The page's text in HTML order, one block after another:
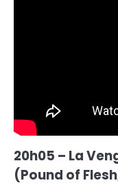
20h05 – La
(Pound of